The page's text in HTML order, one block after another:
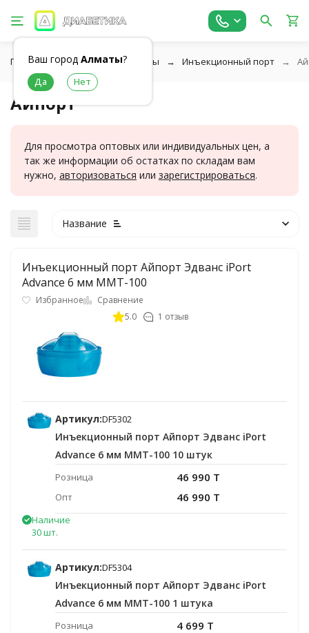
Ваш город Алматы?
Главная Шприц-ручки и иглы Инъекционный порт
Айпорт
Для просмотра оптовых или индивидуальных цен, а
так же информации об остатках по складам вам
нужно, авторизоваться или зарегистрироваться.
Название
Инъекционный порт Айпорт Эдванс iPort
Advance 6 мм ММТ-100
Избранное
Сравнение
5.0
1 отзыв
Артикул:DF5302
Инъекционный порт Айпорт Эдванс iPort
Advance 6 мм ММТ-100 10 штук
Розница 46 990 T
Опт 46 990 T
Наличие
30 шт.
Артикул:DF5304
Инъекционный порт Айпорт Эдванс iPort
Advance 6 мм ММТ-100 1 штука
Розница 4 699 T